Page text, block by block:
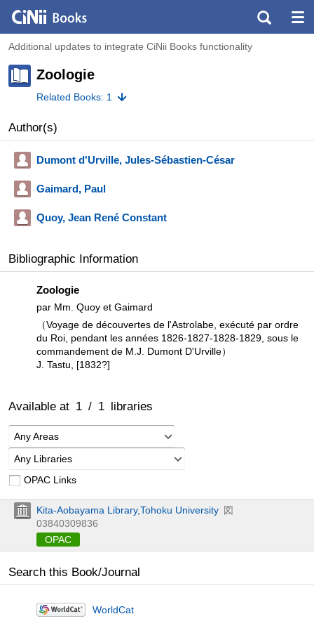
Additional updates to integrate CiNii Books functionality
Zoologie
Related Books: 1
Author(s)
Dumont d'Urville, Jules-Sébastien-César
Gaimard, Paul
Quoy, Jean René Constant
Bibliographic Information
Zoologie
par Mm. Quoy et Gaimard
（Voyage de découvertes de l'Astrolabe, exécuté par ordre
du Roi, pendant les années 1826-1827-1828-1829, sous le
commandement de M.J. Dumont D'Urville）
J. Tastu, [1832?]
Available at 1 / 1 libraries
Any Areas
Any Libraries
OPAC Links
Kita-Aobayama Library,Tohoku University 図
03840309836
OPAC
Search this Book/Journal
WorldCat